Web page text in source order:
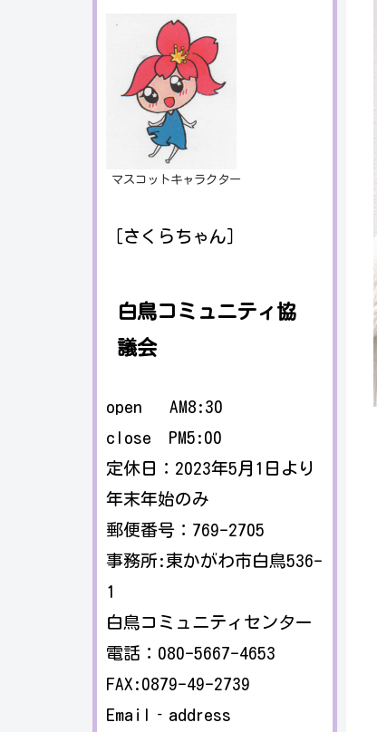
マスコットキャラクター
［さくらちゃん］
白鳥コミュニティ協
議会
open AM8:30
close PM5:00
定休日：2023年5月1日より
年末年始のみ
郵便番号：769-2705
事務所:東かがわ市白鳥536-
1
白鳥コミュニティセンター
電話：080-5667-4653
FAX:0879-49-2739
Email‐address